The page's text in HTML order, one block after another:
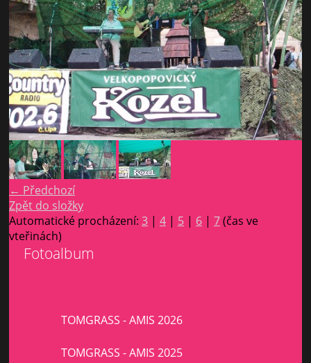
← Předchozí
Zpět do složky
Automatické procházení: 3 | 4 | 5 | 6 | 7(čas ve
vteřinách)
Fotoalbum
TOMGRASS - AMIS 2026
TOMGRASS - AMIS 2025